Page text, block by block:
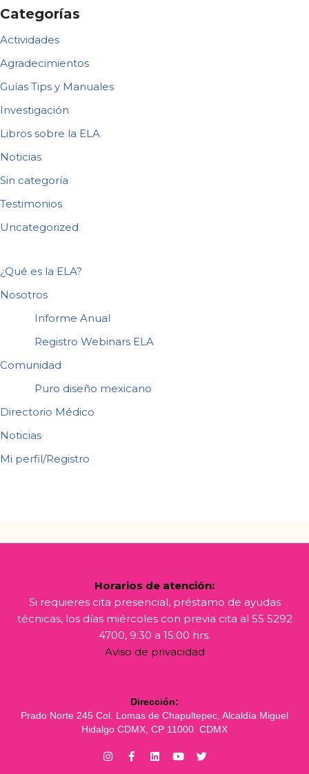
Categorías
Actividades
Agradecimientos
Guías Tips y Manuales
Investigación
Libros sobre la ELA
Noticias
Sin categoría
Testimonios
Uncategorized
¿Qué es la ELA?
Nosotros
Informe Anual
Registro Webinars ELA
Comunidad
Puro diseño mexicano
Directorio Médico
Noticias
Mi perfil/Registro
Horarios de atención:
Si requieres cita presencial, préstamo de ayudas
técnicas, los días miércoles con previa cita al 55 5292
4700, 9:30 a 15:00 hrs.
Aviso de privacidad
Dirección:
Prado Norte 245 Col. Lomas de Chapultepec, Alcaldía Miguel
Hidalgo CDMX, CP 11000. CDMX